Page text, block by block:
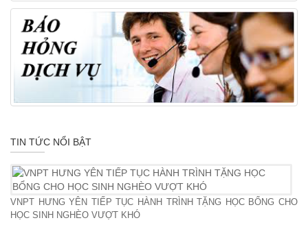
TIN TỨC NỔI BẬT
VNPT HƯNG YÊN TIẾP TỤC HÀNH TRÌNH TẶNG HỌC BỔNG CHO
HỌC SINH NGHÈO VƯỢT KHÓ